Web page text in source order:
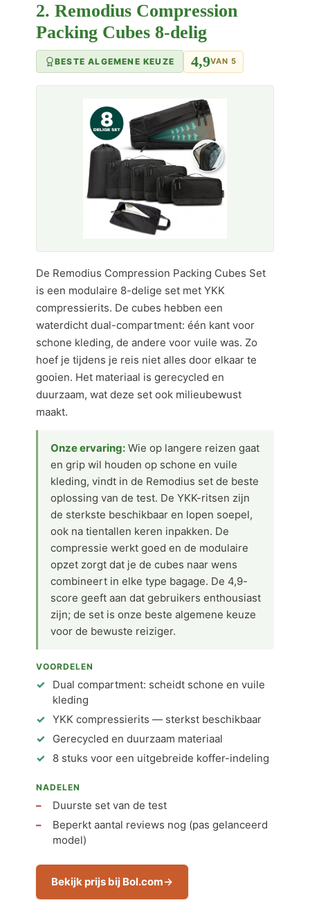
2. Remodius Compression
Packing Cubes 8-delig
BESTE ALGEMENE KEUZE 4,9VAN 5
De Remodius Compression Packing Cubes Set
is een modulaire 8-delige set met YKK
compressierits. De cubes hebben een
waterdicht dual-compartment: één kant voor
schone kleding, de andere voor vuile was. Zo
hoef je tijdens je reis niet alles door elkaar te
gooien. Het materiaal is gerecycled en
duurzaam, wat deze set ook milieubewust
maakt.
Onze ervaring: Wie op langere reizen gaat
en grip wil houden op schone en vuile
kleding, vindt in de Remodius set de beste
oplossing van de test. De YKK-ritsen zijn
de sterkste beschikbaar en lopen soepel,
ook na tientallen keren inpakken. De
compressie werkt goed en de modulaire
opzet zorgt dat je de cubes naar wens
combineert in elke type bagage. De 4,9-
score geeft aan dat gebruikers enthousiast
zijn; de set is onze beste algemene keuze
voor de bewuste reiziger.
VOORDELEN
Dual compartment: scheidt schone en vuile
kleding
YKK compressierits — sterkst beschikbaar
Gerecycled en duurzaam materiaal
8 stuks voor een uitgebreide koffer-indeling
NADELEN
Duurste set van de test
Beperkt aantal reviews nog (pas gelanceerd
model)
Bekijk prijs bij Bol.com